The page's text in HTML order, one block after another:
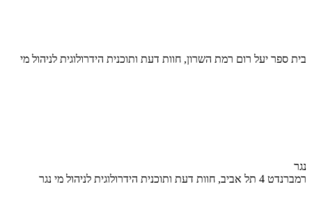
בית ספר יעל רום רמת השרון, חוות דעת ותוכנית הידרולוגית לניהול מי
נגר
רמברנדט 4 תל אביב, חוות דעת ותוכנית הידרולוגית לניהול מי נגר